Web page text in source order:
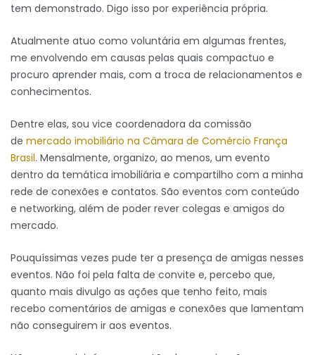
tem demonstrado. Digo isso por experiência própria.
Atualmente atuo como voluntária em algumas frentes,
me envolvendo em causas pelas quais compactuo e
procuro aprender mais, com a troca de relacionamentos e
conhecimentos.
Dentre elas, sou vice coordenadora da comissão
de mercado imobiliário na Câmara de Comércio França
Brasil. Mensalmente, organizo, ao menos, um evento
dentro da temática imobiliária e compartilho com a minha
rede de conexões e contatos. São eventos com conteúdo
e networking, além de poder rever colegas e amigos do
mercado.
Pouquíssimas vezes pude ter a presença de amigas nesses
eventos. Não foi pela falta de convite e, percebo que,
quanto mais divulgo as ações que tenho feito, mais
recebo comentários de amigas e conexões que lamentam
não conseguirem ir aos eventos.